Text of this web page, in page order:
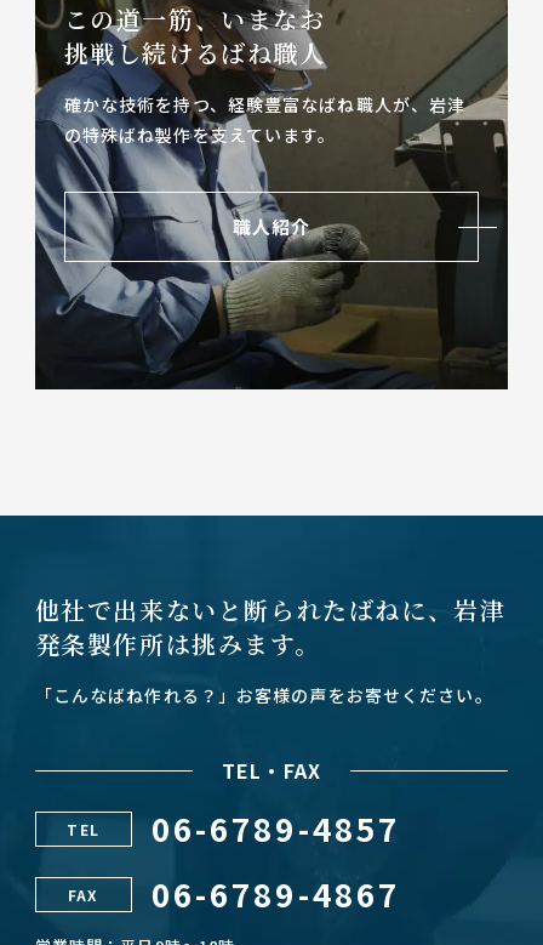
この道一筋、いまなお
挑戦し続けるばね職人
確かな技術を持つ、経験豊富なばね職人が、岩津
の特殊ばね製作を支えています。
職人紹介
他社で出来ないと断られたばねに、岩津
発条製作所は挑みます。
「こんなばね作れる？」お客様の声をお寄せください。
TEL・FAX
TEL 06-6789-4857
FAX 06-6789-4867